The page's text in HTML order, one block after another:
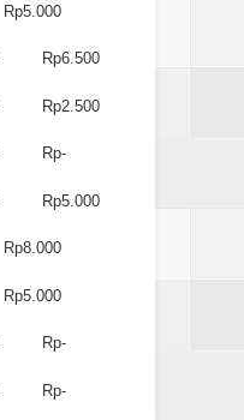
Rp5.000
Rp6.500
Rp2.500
Rp-
Rp5.000
Rp8.000
Rp5.000
Rp-
Rp-